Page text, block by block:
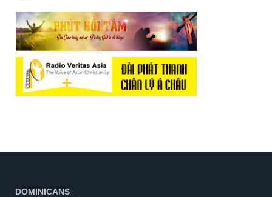
DOMINICANS